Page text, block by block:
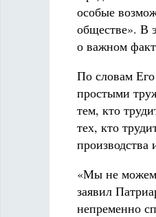
особые
обществе». В
о важном
По словам
простыми
тем, кто
тех, кто
«Мы не можем
заявил
непременно